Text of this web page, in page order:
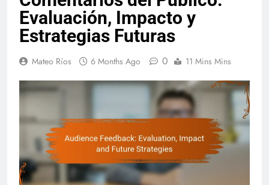
Evaluación, Impacto y
Estrategias Futuras
Mateo Ríos 6 Months Ago 0 11 Mins Mins